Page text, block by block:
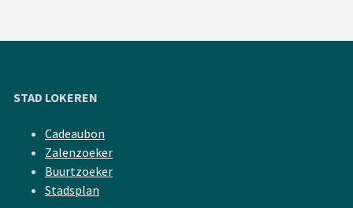
STAD LOKEREN
Cadeaubon
Zalenzoeker
Buurtzoeker
Stadsplan